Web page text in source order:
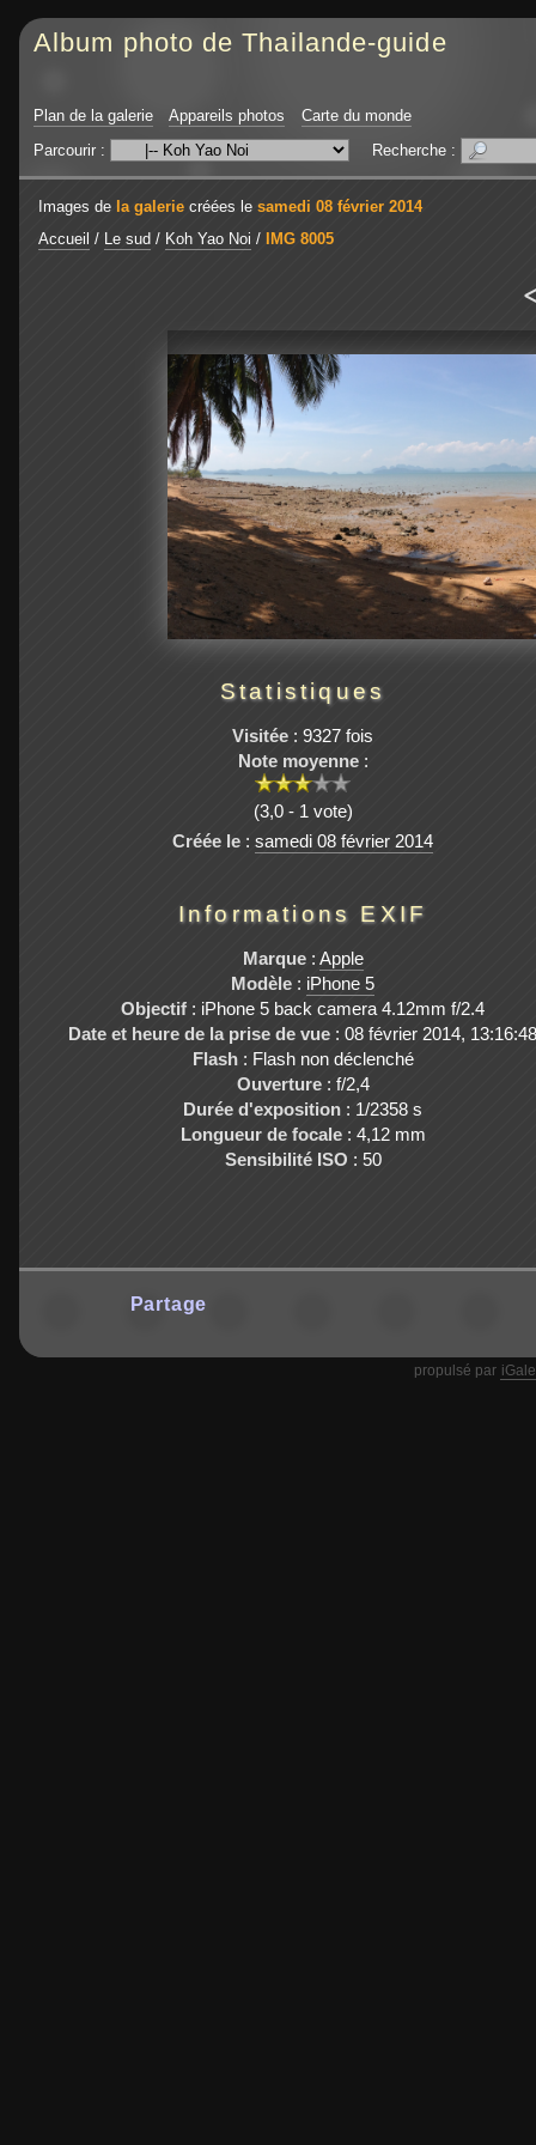
Album photo de Thailande-guide
Plan de la galerie Appareils photos
Carte du monde
Parcourir :
Recherche :
Images de la galerie créées le samedi 08 février 2014
Accueil / Le sud / Koh Yao Noi / IMG 8005
Statistiques
Visitée : 9327 fois
Note moyenne:
(3,0 - 1 vote)
Créée le : samedi 08 février 2014
Informations EXIF
Marque: Apple
Modèle : iPhone 5
Objectif : iPhone 5 back camera 4.12mm f/2.4
Date et heure de la prise de vue : 08 février 2014, 13:16:48
Flash: Flash non déclenché
Ouverture: f/2,4
Durée d'exposition : 1/2358 s
Longueur de focale: 4,12 mm
Sensibilité ISO : 50
Partage
propulsé par